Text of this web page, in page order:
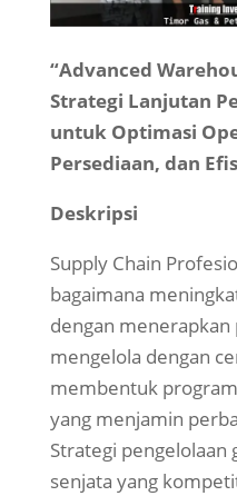
“Advanced
Strategi Lanjutan
untuk Optimasi
Persediaan, dan
Deskripsi
Supply Chain
bagaimana
dengan menerapkan
mengelola dengan
membentuk
yang menjamin
Strategi pengelolaan
senjata yang